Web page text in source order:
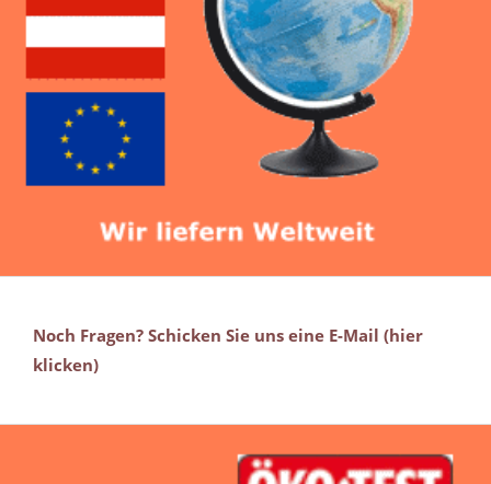
Noch Fragen? Schicken Sie uns eine E-Mail (hier
klicken)